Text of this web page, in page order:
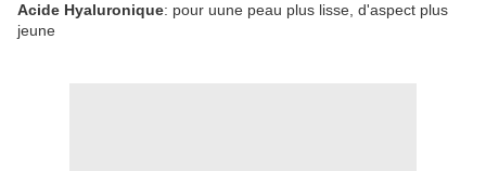
Acide Hyaluronique: pour uune peau plus lisse, d'aspect plus
jeune